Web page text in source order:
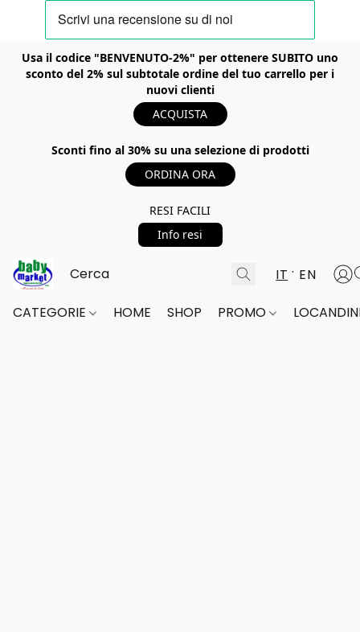
Usa il codice "BENVENUTO-2%" per ottenere SUBITO uno
sconto del 2% sul subtotale ordine del tuo carrello per i
nuovi clienti
ACQUISTA
Sconti fino al 30% su una selezione di prodotti
ORDINA ORA
RESI FACILI
Info resi
IT EN
CATEGORIE HOME SHOP PROMO